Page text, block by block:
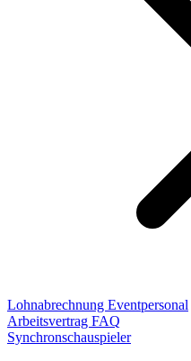
Lohnabrechnung Eventpersonal
Arbeitsvertrag FAQ
Synchronschauspieler